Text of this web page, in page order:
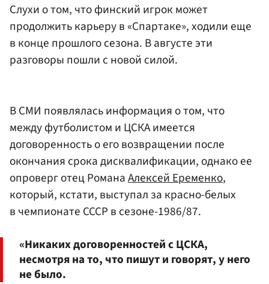
Слухи о том, что финский игрок может
продолжить карьеру в «Спартаке», ходили еще
в конце прошлого сезона. В августе эти
разговоры пошли с новой силой.
В СМИ появлялась информация о том, что
между футболистом и ЦСКА имеется
договоренность о его возвращении после
окончания срока дисквалификации, однако ее
опроверг отец РоманаАлексей Еременко,
который, кстати, выступал за красно-белых
в чемпионате СССР в сезоне-1986/87.
«Никаких договоренностей с ЦСКА,
несмотря на то, что пишут и говорят, у него
не было.